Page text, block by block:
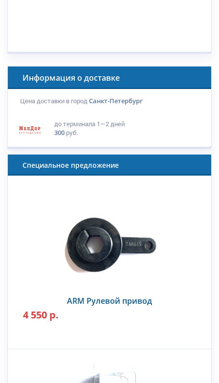
Информация о доставке
Цена доставки в городСанкт-Петербург
до терминала 1—2 дней
300 руб.
Специальное предложение
ARM Рулевой привод
4 550 р.